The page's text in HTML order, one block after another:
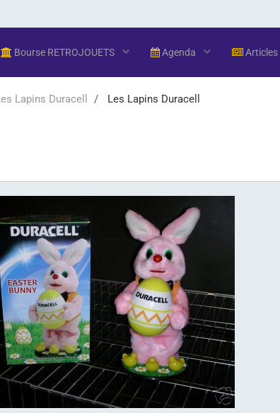
Bourse RETROJOUETS Agenda Articles
Lapins Duracell Les Lapins Duracell